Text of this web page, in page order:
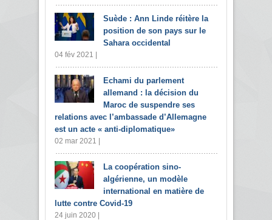
Suède : Ann Linde réitère la
position de son pays sur le
Sahara occidental
04 fév 2021 |
Echami du parlement
allemand : la décision du
Maroc de suspendre ses
relations avec l’ambassade d’Allemagne
est un acte « anti-diplomatique»
02 mar 2021 |
La coopération sino-
algérienne, un modèle
international en matière de
lutte contre Covid-19
24 juin 2020 |